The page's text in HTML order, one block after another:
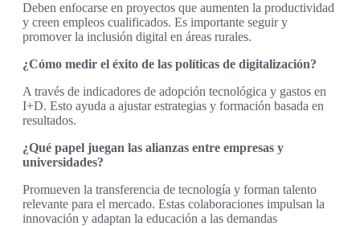
Deben enfocarse en proyectos que aumenten la productividad
y creen empleos cualificados. Es importante seguir y
promover la inclusión digital en áreas rurales.
¿Cómo medir el éxito de las políticas de digitalización?
A través de indicadores de adopción tecnológica y gastos en
I+D. Esto ayuda a ajustar estrategias y formación basada en
resultados.
¿Qué papel juegan las alianzas entre empresas y
universidades?
Promueven la transferencia de tecnología y forman talento
relevante para el mercado. Estas colaboraciones impulsan la
innovación y adaptan la educación a las demandas